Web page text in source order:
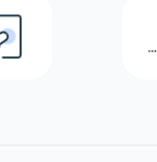
محصول نباید آسیب دیده باشد